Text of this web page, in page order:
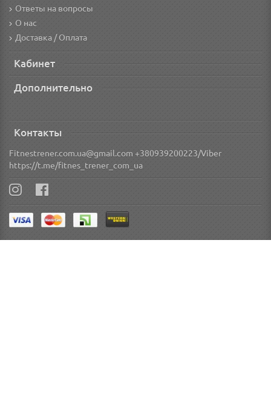
Ответы на вопросы
О нас
Доставка / Оплата
Кабинет
Дополнительно
Контакты
Fitnestrener.com.ua@gmail.com +380939200223/Viber
https://t.me/fitnes_trener_com_ua